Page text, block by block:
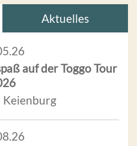
Aktuelles
auf der Toggo Tour